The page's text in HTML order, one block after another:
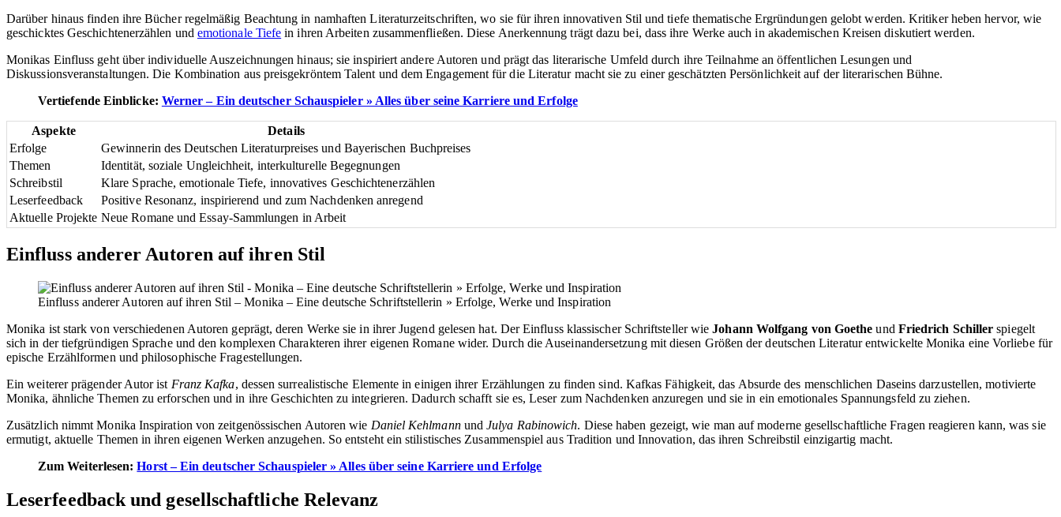
Darüber hinaus finden ihre Bücher regelmäßig Beachtung in namhaften Literaturzeitschriften, wo sie für ihren innovativen Stil und tiefe thematische Ergründungen gelobt werden. Kritiker heben hervor, wie
geschicktes Geschichtenerzählen und emotionale Tiefe in ihren Arbeiten zusammenfließen. Diese Anerkennung trägt dazu bei, dass ihre Werke auch in akademischen Kreisen diskutiert werden.
Monikas Einfluss geht über individuelle Auszeichnungen hinaus; sie inspiriert andere Autoren und prägt das literarische Umfeld durch ihre Teilnahme an öffentlichen Lesungen und
Diskussionsveranstaltungen. Die Kombination aus preisgekröntem Talent und dem Engagement für die Literatur macht sie zu einer geschätzten Persönlichkeit auf der literarischen Bühne.
Vertiefende Einblicke: Werner – Ein deutscher Schauspieler » Alles über seine Karriere und Erfolge
Aspekte
Details
Erfolge
Gewinnerin des Deutschen Literaturpreises und Bayerischen Buchpreises
Themen
Identität, soziale Ungleichheit, interkulturelle Begegnungen
Schreibstil
Klare Sprache, emotionale Tiefe, innovatives Geschichtenerzählen
Leserfeedback
Positive Resonanz, inspirierend und zum Nachdenken anregend
Aktuelle Projekte Neue Romane und Essay-Sammlungen in Arbeit
Einfluss anderer Autoren auf ihren Stil
Einfluss anderer Autoren auf ihren Stil – Monika – Eine deutsche Schriftstellerin » Erfolge, Werke und Inspiration
Monika ist stark von verschiedenen Autoren geprägt, deren Werke sie in ihrer Jugend gelesen hat. Der Einfluss klassischer Schriftsteller wieJohann Wolfgang von Goethe und Friedrich Schiller spiegelt
sich in der tiefgründigen Sprache und den komplexen Charakteren ihrer eigenen Romane wider. Durch die Auseinandersetzung mit diesen Größen der deutschen Literatur entwickelte Monika eine Vorliebe für
epische Erzählformen und philosophische Fragestellungen.
Ein weiterer prägender Autor ist Franz Kafka, dessen surrealistische Elemente in einigen ihrer Erzählungen zu finden sind. Kafkas Fähigkeit, das Absurde des menschlichen Daseins darzustellen, motivierte
Monika, ähnliche Themen zu erforschen und in ihre Geschichten zu integrieren. Dadurch schafft sie es, Leser zum Nachdenken anzuregen und sie in ein emotionales Spannungsfeld zu ziehen.
Zusätzlich nimmt Monika Inspiration von zeitgenössischen Autoren wie Daniel KehlmannundJulya Rabinowich. Diese haben gezeigt, wie man auf moderne gesellschaftliche Fragen reagieren kann, was sie
ermutigt, aktuelle Themen in ihren eigenen Werken anzugehen. So entsteht ein stilistisches Zusammenspiel aus Tradition und Innovation, das ihren Schreibstil einzigartig macht.
Zum Weiterlesen:Horst – Ein deutscher Schauspieler » Alles über seine Karriere und Erfolge
Leserfeedback und gesellschaftliche Relevanz